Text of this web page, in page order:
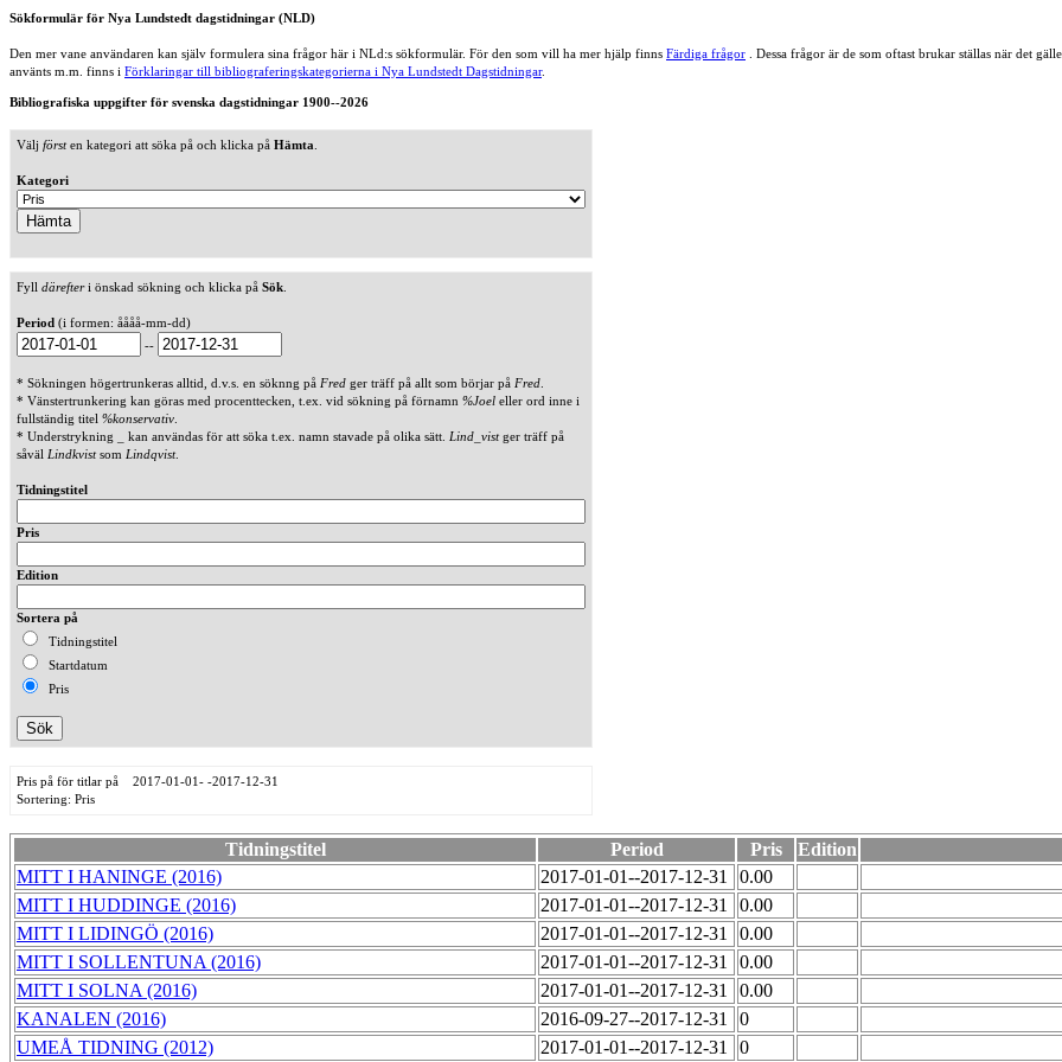
Sökformulär för Nya Lundstedt dagstidningar (NLD)
Den mer vane användaren kan själv formulera sina frågor här i NLd:s sökformulär. För den som vill ha mer hjälp finns Färdiga frågor . Dessa frågor är de som oftast brukar ställas när det
använts m.m. finns i Förklaringar till bibliograferingskategorierna i Nya Lundstedt Dagstidningar.
Bibliografiska uppgifter för svenska dagstidningar 1900--2026
Välj försten kategori att söka på och klicka på Hämta
Kategori
Fyll därefteri önskad sökning och klicka på Sök
Period (i formen: åååå-mm-dd)
--
* Sökningen högertrunkeras alltid, d.v.s. en söknng på Fred ger träff på allt som börjar på Fred
* Vänstertrunkering kan göras med procenttecken, t.ex. vid sökning på förnamn %Joel eller ord inne i
fullständig titel %konservativ
* Understrykning _ kan användas för att söka t.ex. namn stavade på olika sätt. Lind_vistger träff på
såväl Lindkvistsom Lindqvist.
Tidningstitel
Pris
Edition
Sortera på
Tidningstitel
Startdatum
Pris
Pris på för titlar på 2017-01-01- -2017-12-31
Sortering: Pris
Tidningstitel Period Pris Edition
MITT I HANINGE (2016) 2017-01-01--2017-12-31 0.00
MITT I HUDDINGE (2016) 2017-01-01--2017-12-31 0.00
MITT I LIDINGÖ (2016) 2017-01-01--2017-12-31 0.00
MITT I SOLLENTUNA (2016) 2017-01-01--2017-12-31 0.00
MITT I SOLNA (2016) 2017-01-01--2017-12-31 0.00
KANALEN (2016) 2016-09-27--2017-12-31 0
UMEÅ TIDNING (2012) 2017-01-01--2017-12-31 0